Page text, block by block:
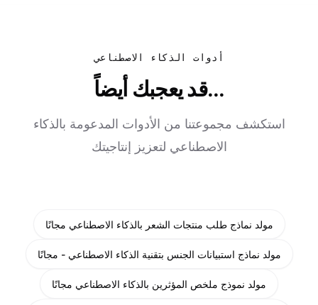
أدوات الذكاء الاصطناعي
قد يعجبك أيضاً...
استكشف مجموعتنا من الأدوات المدعومة بالذكاء
الاصطناعي لتعزيز إنتاجيتك
مولد نماذج طلب منتجات الشعر بالذكاء الاصطناعي مجانًا
مولد نماذج استبيانات الجنس بتقنية الذكاء الاصطناعي - مجانًا
مولد نموذج ملخص المؤثرين بالذكاء الاصطناعي مجانًا